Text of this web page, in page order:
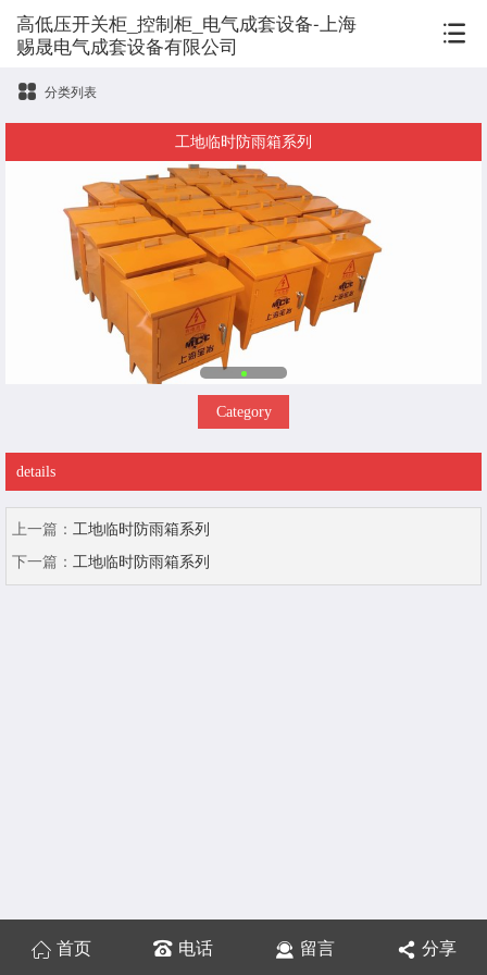
高低压开关柜_控制柜_电气成套设备-上海
赐晟电气成套设备有限公司
分类列表
工地临时防雨箱系列
Category
details
上一篇： 工地临时防雨箱系列
下一篇： 工地临时防雨箱系列
首页 电话 留言 分享